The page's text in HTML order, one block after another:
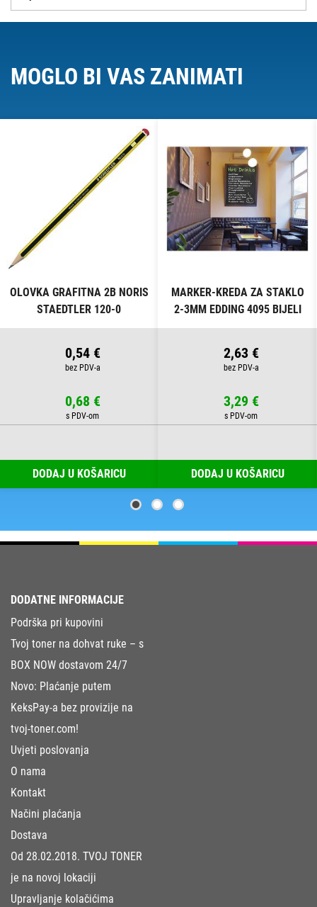
MOGLO BI VAS ZANIMATI
OLOVKA GRAFITNA 2B NORIS
STAEDTLER 120-0
0,54 €
0,68 €
DODAJ U KOŠARICU
MARKER-KREDA ZA STAKLO
2-3MM EDDING 4095 BIJELI
2,63 €
3,29 €
DODAJ U KOŠARICU
DODATNE INFORMACIJE
Podrška pri kupovini
Tvoj toner na dohvat ruke – s
BOX NOW dostavom 24/7
Novo: Plaćanje putem
KeksPay-a bez provizije na
tvoj-toner.com!
Uvjeti poslovanja
O nama
Kontakt
Načini plaćanja
Dostava
Od 28.02.2018. TVOJ TONER
je na novoj lokaciji
Upravljanje kolačićima